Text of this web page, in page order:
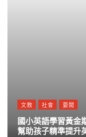
文教 社會 要聞
國小英語學習黃金
幫助孩子精準提升